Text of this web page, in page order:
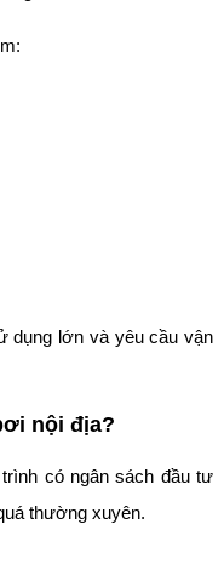
dụng lớn và yêu cầu vận
nội địa?
có ngân sách đầu tư
thường xuyên.